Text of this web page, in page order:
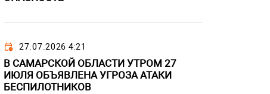
27.07.2026 4:21
В САМАРСКОЙ ОБЛАСТИ УТРОМ 27
ИЮЛЯ ОБЪЯВЛЕНА УГРОЗА АТАКИ
БЕСПИЛОТНИКОВ